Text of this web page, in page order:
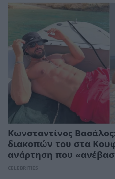
Κωνσταντίνος
διακοπών του στα
ανάρτηση που
CELEBRITIES